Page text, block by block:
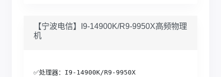
【宁波电信】I9-14900K/R9-9950X高频物理
机
✅处理器：I9-14900K/R9-9950X